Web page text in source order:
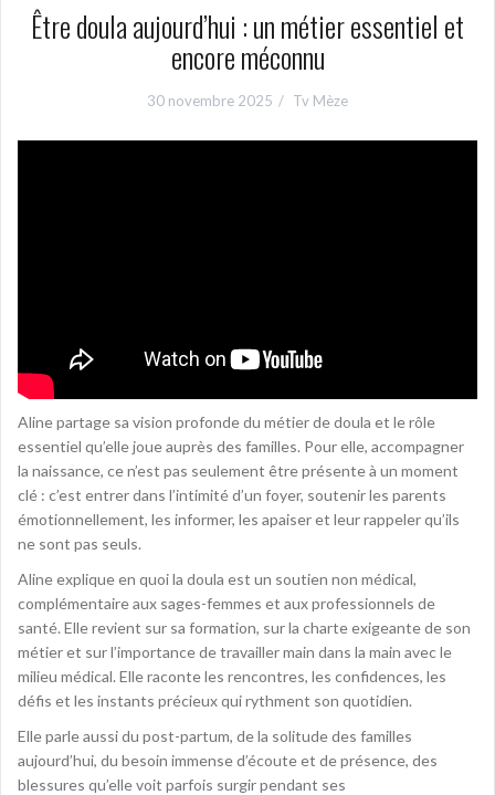
Être doula aujourd’hui : un métier essentiel et
encore méconnu
30 novembre 2025 Tv Mèze
Aline partage sa vision profonde du métier de doula et le rôle
essentiel qu’elle joue auprès des familles. Pour elle, accompagner
la naissance, ce n’est pas seulement être présente à un moment
clé : c’est entrer dans l’intimité d’un foyer, soutenir les parents
émotionnellement, les informer, les apaiser et leur rappeler qu’ils
ne sont pas seuls.
Aline explique en quoi la doula est un soutien non médical,
complémentaire aux sages-femmes et aux professionnels de
santé. Elle revient sur sa formation, sur la charte exigeante de son
métier et sur l’importance de travailler main dans la main avec le
milieu médical. Elle raconte les rencontres, les confidences, les
défis et les instants précieux qui rythment son quotidien.
Elle parle aussi du post-partum, de la solitude des familles
aujourd’hui, du besoin immense d’écoute et de présence, des
blessures qu’elle voit parfois surgir pendant ses